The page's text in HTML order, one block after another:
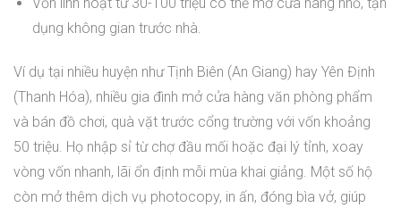
dụng không gian trước nhà.
Ví dụ tại nhiều huyện như Tịnh Biên (An Giang) hay Yên Định
(Thanh Hóa), nhiều gia đình mở cửa hàng văn phòng phẩm
và bán đồ chơi, quà vặt trước cổng trường với vốn khoảng
50 triệu. Họ nhập sỉ từ chợ đầu mối hoặc đại lý tỉnh, xoay
vòng vốn nhanh, lãi ổn định mỗi mùa khai giảng. Một số hộ
còn mở thêm dịch vụ photocopy, in ấn, đóng bìa vở, giúp